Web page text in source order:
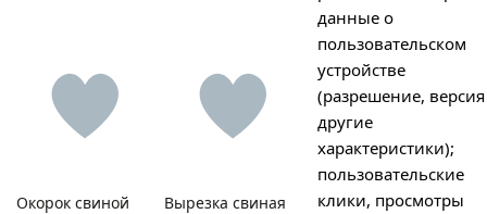
Окорок свиной
Вырезка свиная
данные о
пользовательском
устройстве
(разрешение,
другие
характеристики);
пользовательские
клики, просмотры